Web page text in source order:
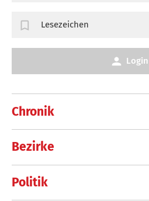
Chronik
Bezirke
Politik
Lesezeichen
Login